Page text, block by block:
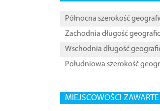
Północna szerokość
Zachodnia długość
Wschodnia długość
Południowa szerokość
MIEJSCOWOŚCI